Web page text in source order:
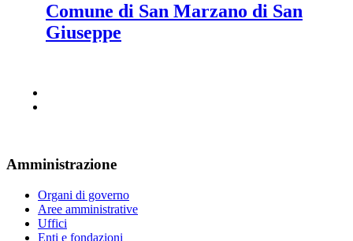
Comune di San Marzano di San
Giuseppe
Amministrazione
Organi di governo
Aree amministrative
Uffici
Enti e fondazioni